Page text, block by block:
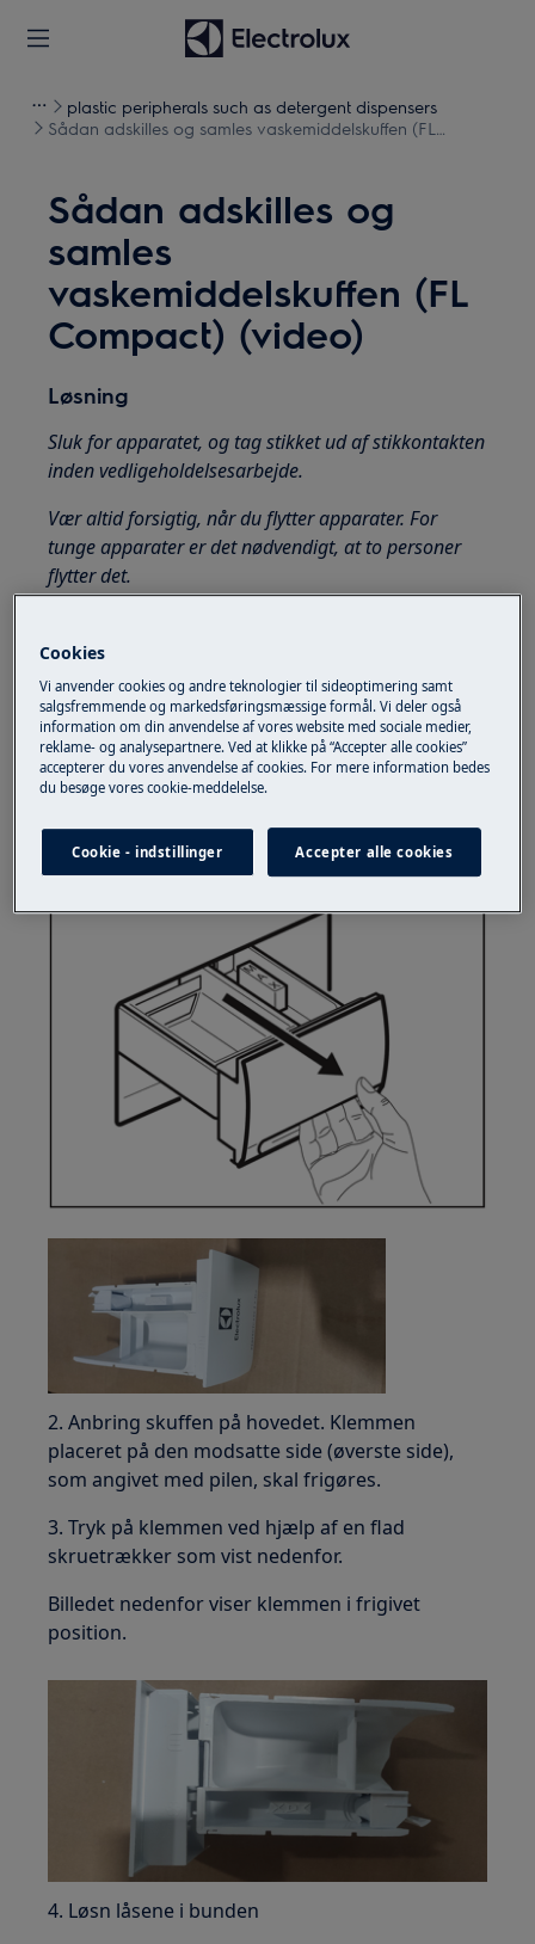
plastic peripherals such as detergent dispensers
Sådan adskilles og samles vaskemiddelskuffen (FL
Sådan adskilles og
samles
vaskemiddelskuffen (FL
Compact) (video)
Løsning
Sluk for apparatet, og tag stikket ud af stikkontakten
inden vedligeholdelsesarbejde.
Vær altid forsigtig, når du flytter apparater. For
tunge apparater er det nødvendigt, at to personer
flytter det.
reparation kan have sikkerhedskonsekvenser, hvis de
ikke udføres ordentligt
Sådan demonteres og samles sæbeskuffen
1. Træk vaskemiddelskuffen mod dig, indtil den
frigøres af låseelementet.
2. Anbring skuffen på hovedet. Klemmen
placeret på den modsatte side (øverste side),
som angivet med pilen, skal frigøres.
3. Tryk på klemmen ved hjælp af en flad
skruetrækker som vist nedenfor.
Billedet nedenfor viser klemmen i frigivet
position.
4. Løsn låsene i bunden
Cookies
Vi anvender cookies og andre teknologier til sideoptimering samt
salgsfremmende og markedsføringsmæssige formål. Vi deler også
information om din anvendelse af vores website med sociale medier,
reklame- og analysepartnere. Ved at klikke på “Accepter alle cookies”
accepterer du vores anvendelse af cookies. For mere information bedes
du besøge vores cookie-meddelelse.
Cookie - indstillinger Accepter alle cookies